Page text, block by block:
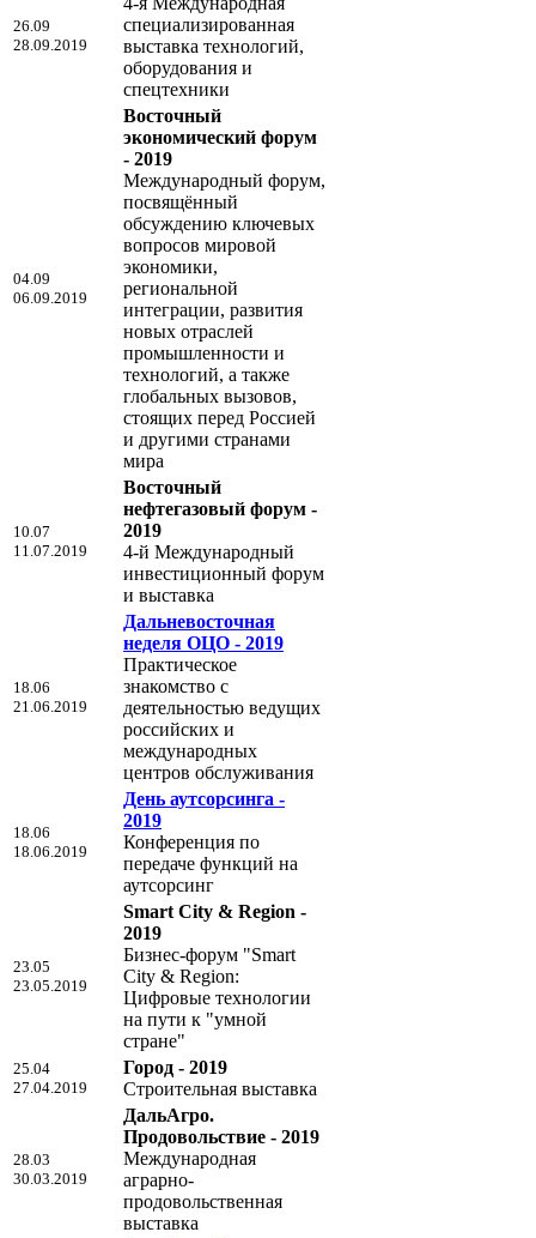
26.09
28.09.2019
специализированная
выставка технологий,
оборудования и
спецтехники
04.09
06.09.2019
Восточный
экономический форум
- 2019
Международный форум,
посвящённый
обсуждению ключевых
вопросов мировой
экономики,
региональной
интеграции, развития
новых отраслей
промышленности и
технологий, а также
глобальных вызовов,
стоящих перед Россией
и другими странами
мира
10.07
11.07.2019
Восточный
нефтегазовый форум -
2019
4-й Международный
инвестиционный форум
и выставка
18.06
21.06.2019
Дальневосточная
неделя ОЦО - 2019
Практическое
знакомство с
деятельностью ведущих
российских и
международных
центров обслуживания
18.06
18.06.2019
День аутсорсинга -
2019
Конференция по
передаче функций на
аутсорсинг
23.05
23.05.2019
Smart City & Region -
2019
Бизнес-форум "Smart
City & Region:
Цифровые технологии
на пути к "умной
стране"
25.04
27.04.2019
Город - 2019
Строительная выставка
28.03
30.03.2019
ДальАгро.
Продовольствие - 2019
Международная
аграрно-
продовольственная
выставка